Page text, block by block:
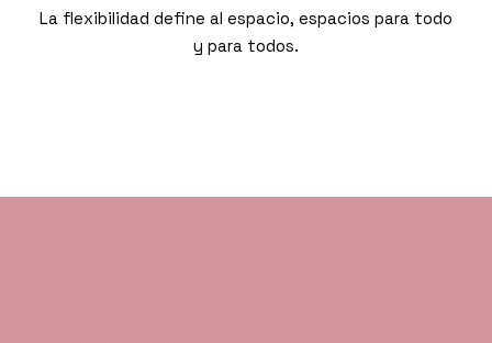
La flexibilidad define al espacio, espacios para todo
y para todos.